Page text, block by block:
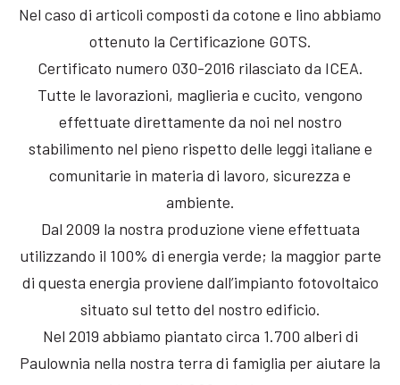
Nel caso di articoli composti da cotone e lino abbiamo
ottenuto la Certificazione GOTS.
Certificato numero 030-2016 rilasciato da ICEA.
Tutte le lavorazioni, maglieria e cucito, vengono
effettuate direttamente da noi nel nostro
stabilimento nel pieno rispetto delle leggi italiane e
comunitarie in materia di lavoro, sicurezza e
ambiente.
Dal 2009 la nostra produzione viene effettuata
utilizzando il 100% di energia verde; la maggior parte
di questa energia proviene dall’impianto fotovoltaico
situato sul tetto del nostro edificio.
Nel 2019 abbiamo piantato circa 1.700 alberi di
Paulownia nella nostra terra di famiglia per aiutare la